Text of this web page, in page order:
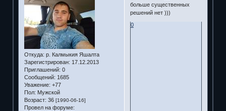
Откуда: р. Калмыкия Яшалта
Зарегистрирован: 17.12.2013
Приглашений: 0
Сообщений: 1685
Уважение: +77
Пол: Мужской
Возраст: 36 [1990-06-16]
Провел на форуме:
больше существенных
решений нет )))
0